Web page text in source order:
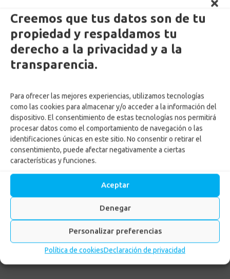
Creemos que tus datos son de tu
propiedad y respaldamos tu
derecho a la privacidad y a la
transparencia.
Para ofrecer las mejores experiencias, utilizamos tecnologías
como las cookies para almacenar y/o acceder a la información del
dispositivo. El consentimiento de estas tecnologías nos permitirá
procesar datos como el comportamiento de navegación o las
identificaciones únicas en este sitio. No consentir o retirar el
consentimiento, puede afectar negativamente a ciertas
características y funciones.
Aceptar
Denegar
Personalizar preferencias
Política de cookiesDeclaración de privacidad
Running: el deporte que
transforma tu cuerpo, tu
mente y tus días
Running: el deporte que transforma tu
cuerpo, tu mente y tus días